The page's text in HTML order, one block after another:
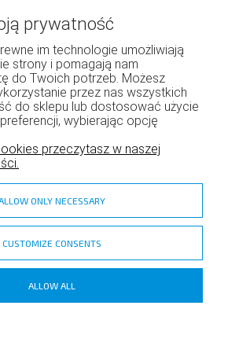
Moje konto
Twoje zamówienia
lojalnościowy
prywatność
im technologie umożliwiają
strony i pomagają nam
do Twoich potrzeb. Możesz
przez nas wszystkich
do sklepu lub dostosować użycie
wybierając opcję
przeczytasz w naszej
ONLY NECESSARY
CUSTOMIZE CONSENTS
ALLOW ALL